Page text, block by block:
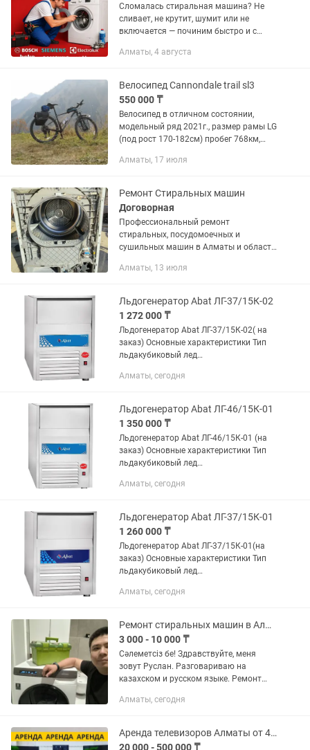
Сломалась стиральная машина? Не
сливает, не крутит, шумит или не
включается — починим быстро и с
30 - 60 минут ✅ Работаем без
15...
Алматы, 4 августа
Велосипед Cannondale trail sl3
550 000 ₸
Велосипед в отличном состоянии,
модельный ряд 2021г., размер рамы LG
(под рост 170-182см) пробег 768км,
взбирается в подъемы (при
на...
Алматы, 17 июля
Ремонт Стиральных машин
Договорная
Профессиональный ремонт
стиральных, посудомоечных и
сушильных машин в Алматы и области
работать, не спешите покупать новую
специалистам!...
Алматы, 13 июля
Льдогенератор Abat ЛГ-37/15К-02
1 272 000 ₸
Льдогенератор Abat ЛГ-37/15К-02( на
заказ) Основные характеристики Тип
льдакубиковый лед
водоснабжениятребуется подвод и
Накопитель...
Алматы, сегодня
Льдогенератор Abat ЛГ-46/15К-01
1 350 000 ₸
Льдогенератор Abat ЛГ-46/15К-01 (на
заказ) Основные характеристики Тип
льдакубиковый лед
водоснабжениятребуется подвод и
Алматы, сегодня
Льдогенератор Abat ЛГ-37/15К-01
1 260 000 ₸
Льдогенератор Abat ЛГ-37/15К-01(на
заказ) Основные характеристики Тип
льдакубиковый лед
водоснабжениятребуется подвод и
Алматы, сегодня
Ремонт стиральных машин в Алматы с выездом на дом недорого
3 000 - 10 000 ₸
Сәлеметсіз бе! Здравствуйте, меня
зовут Руслан. Разговариваю на
казахском и русском языке. Ремонт
Гарантией Диагностика Установка
Алматы, сегодня
Аренда телевизоров Алматы от 42 до 100 дюймов
20 000 - 500 000 ₸